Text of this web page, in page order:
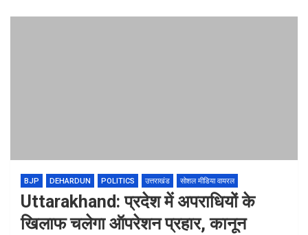
BJP DEHARDUN POLITICS उत्तराखंड सोशल मीडिया वायरल
Uttarakhand: प्रदेश में अपराधियों के
खिलाफ चलेगा ऑपरेशन प्रहार, कानून